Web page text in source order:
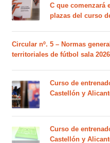
C que comenzará
plazas del curso
Circular nº. 5 – Normas
territoriales de fútbol sala
Curso de
Castellón y
Curso de
Castellón y